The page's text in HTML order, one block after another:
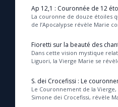
Christ et première à recevoir la
couronne d...
Ap 12,1 : Couronnée de 12
La couronne de douze étoiles
de l’Apocalypse révèle Marie
Fioretti sur la beauté des
Dans cette vision mystique
Liguori, la Vierge Marie se
S. dei Crocefissi : Le
1370
Le Couronnement de la
Simone dei Crocefissi, révèle